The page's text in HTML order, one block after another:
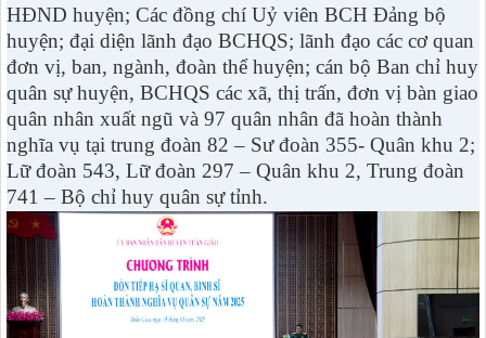
HĐND huyện; Các đồng chí Uỷ viên BCH Đảng bộ
huyện; đại diện lãnh đạo BCHQS; lãnh đạo các cơ quan
đơn vị, ban, ngành, đoàn thể huyện; cán bộ Ban chỉ huy
quân sự huyện, BCHQS các xã, thị trấn, đơn vị bàn giao
quân nhân xuất ngũ và 97 quân nhân đã hoàn thành
nghĩa vụ tại trung đoàn 82 – Sư đoàn 355- Quân khu 2;
Lữ đoàn 543, Lữ đoàn 297 – Quân khu 2, Trung đoàn
741 – Bộ chỉ huy quân sự tỉnh.